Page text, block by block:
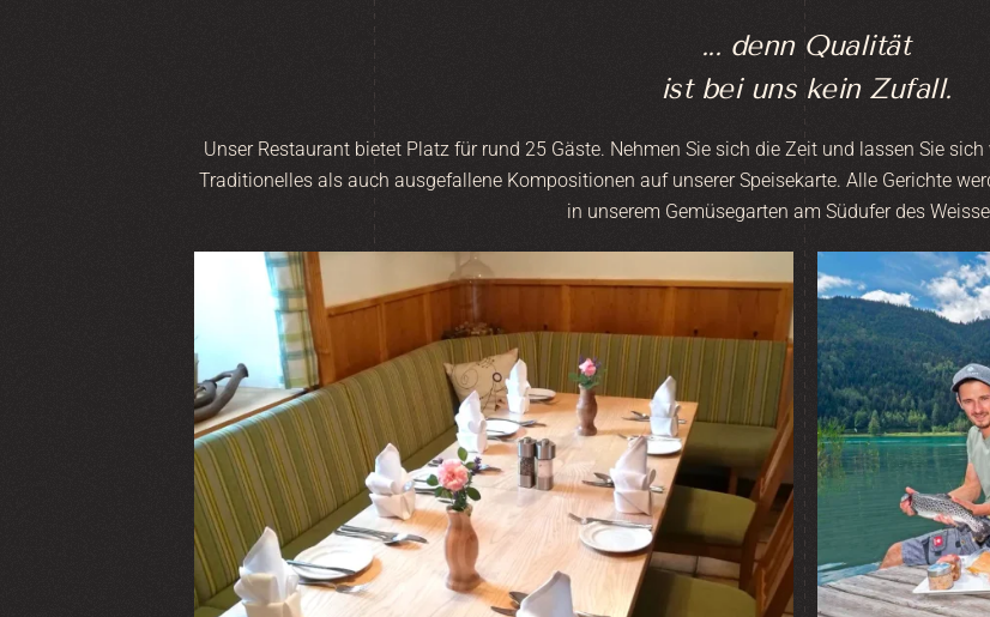
... denn Qualität
ist bei uns kein Zufall.
Unser Restaurant bietet Platz für rund 25 Gäste. Nehmen Sie sich die Zeit und lassen Sie
Traditionelles als auch ausgefallene Kompositionen auf unserer Speisekarte. Alle Gerichte
in unserem Gemüsegarten am Südufer des